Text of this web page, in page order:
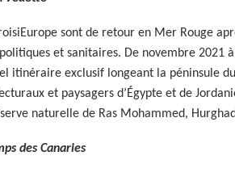
sont de retour en Mer Rouge
et sanitaires. De novembre 2021
itinéraire exclusif longeant la péninsule
et paysagers d’Égypte et de
naturelle de Ras Mohammed,
des Canaries